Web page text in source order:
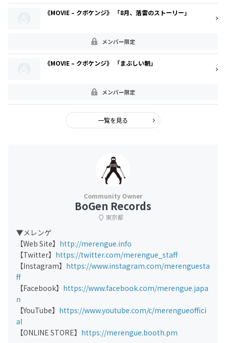
《MOVIE – クボケンジ》 「8月、落雷のストーリー」
メンバー限定
《MOVIE – クボケンジ》 「まぶしい朝」
メンバー限定
一覧を見る
BoGen Records
東京都
▼メレンゲ
【Web Site】 http://merengue.info
【Twitter】 https://twitter.com/merengue_staff
【Instagram】 https://www.instagram.com/merenguesta
ff
【Facebook】 https://www.facebook.com/merengue.japa
n
【YouTube】 https://www.youtube.com/c/merengueoffici
al
【ONLINE STORE】 https://merengue.booth.pm